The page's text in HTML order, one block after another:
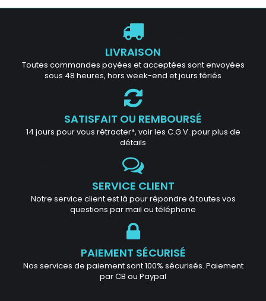
LIVRAISON
Toutes commandes payées et acceptées sont envoyées
sous 48 heures, hors week-end et jours fériés
SATISFAIT OU REMBOURSÉ
14 jours pour vous rétracter*, voir les C.G.V. pour plus de
détails
SERVICE CLIENT
Notre service client est là pour répondre à toutes vos
questions par mail ou téléphone
PAIEMENT SÉCURISÉ
Nos services de paiement sont 100% sécurisés. Paiement
par CB ou Paypal